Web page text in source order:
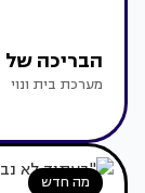
הבריכה של
מערכת בית ונוי
מה חדש